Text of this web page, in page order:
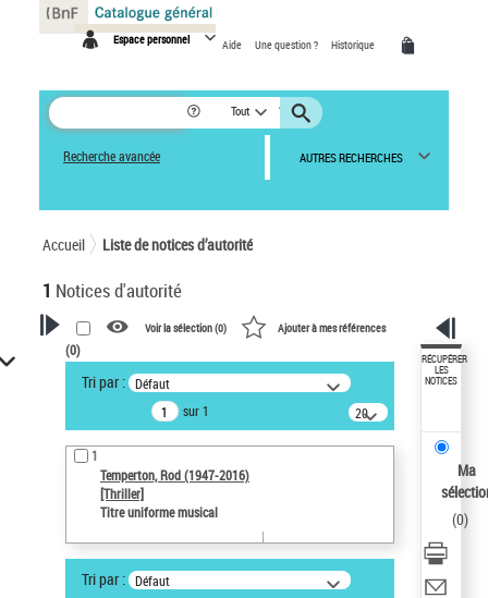
Espace personnel Aide Une question ? Historique
Tout
Recherche avancée AUTRES RECHERCHES
Accueil Liste de notices d’autorité
1 Notices d'autorité
VOTRE RECHERCHE
Recherche avancée dans les
notices d’autorité
Œuvres liées à l'auteur :
Temperton, Rod (1947-2016)
Voir la sélection (0) Ajouter à mes références
(0)
Tri par : Défaut
sur 1
20
résultats/page
1
Temperton, Rod (1947-2016)
[Thriller]
Titre uniforme musical
Tri par : Défaut
RÉCUPÉRER
LES
NOTICES
Ma
(0)
Panneau de gestion des cookies